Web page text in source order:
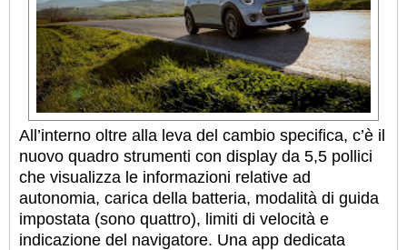
All’interno oltre alla leva del cambio specifica, c’è il
nuovo quadro strumenti con display da 5,5 pollici
che visualizza le informazioni relative ad
autonomia, carica della batteria, modalità di guida
impostata (sono quattro), limiti di velocità e
indicazione del navigatore. Una app dedicata